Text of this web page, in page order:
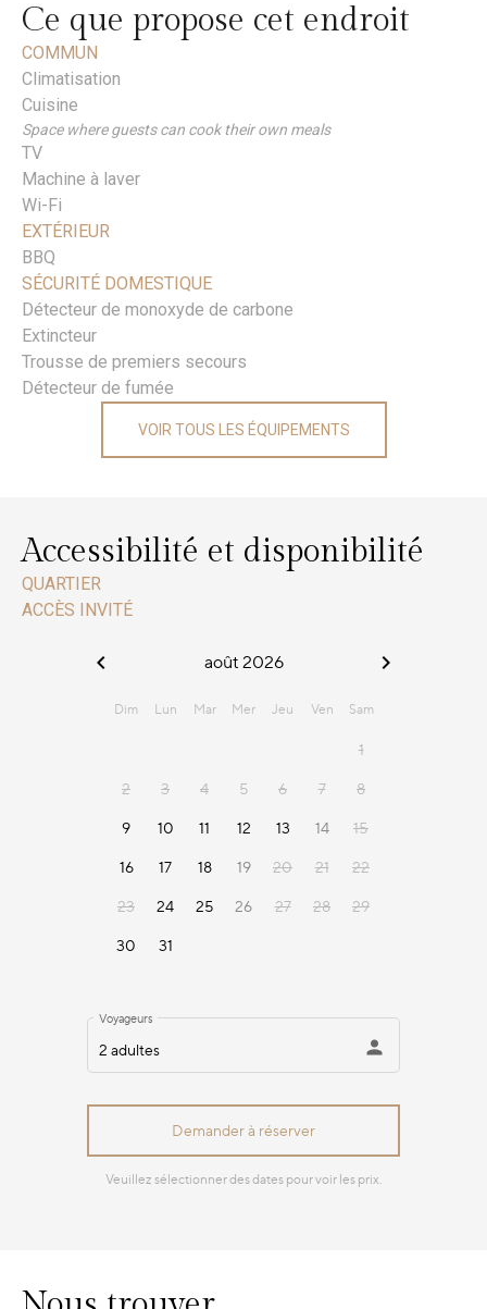
Ce que propose cet endroit
COMMUN
Climatisation
Cuisine
Space where guests can cook their own meals
TV
Machine à laver
Wi-Fi
EXTÉRIEUR
BBQ
SÉCURITÉ DOMESTIQUE
Détecteur de monoxyde de carbone
Extincteur
Trousse de premiers secours
Détecteur de fumée
VOIR TOUS LES ÉQUIPEMENTS
Accessibilité et disponibilité
QUARTIER
ACCÈS INVITÉ